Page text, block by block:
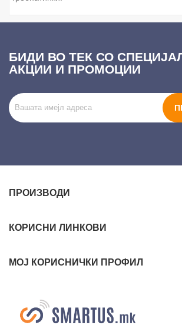
БИДИ ВО ТЕК СО
АКЦИИ И ПРОМОЦИИ
ПРОИЗВОДИ
КОРИСНИ ЛИНКОВИ
МОЈ КОРИСНИЧКИ ПРОФИЛ